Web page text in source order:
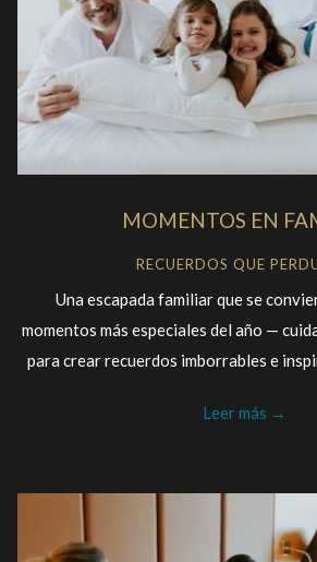
MOMENTOS EN
RECUERDOS QUE
Una escapada familiar que se
momentos más especiales del año —
para crear recuerdos imborrables e
Leer más